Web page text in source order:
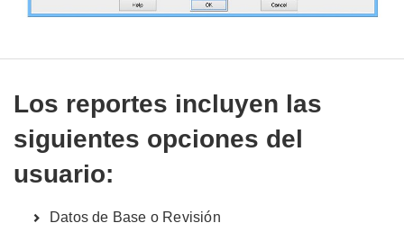
Los reportes incluyen las
siguientes opciones del
usuario:
Datos de Base o Revisión